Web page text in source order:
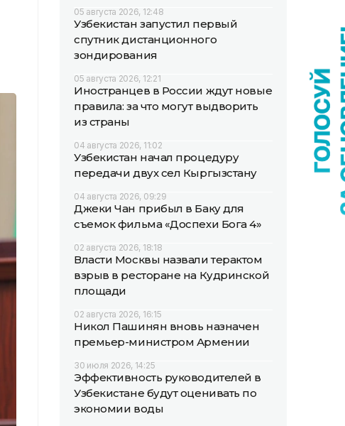
05 августа 2026, 12:48
Узбекистан запустил первый
спутник дистанционного
зондирования
05 августа 2026, 12:21
Иностранцев в России ждут новые
правила: за что могут выдворить
из страны
04 августа 2026, 11:02
Узбекистан начал процедуру
передачи двух сел Кыргызстану
04 августа 2026, 09:29
Джеки Чан прибыл в Баку для
съемок фильма «Доспехи Бога 4»
02 августа 2026, 18:18
Власти Москвы назвали терактом
взрыв в ресторане на Кудринской
площади
02 августа 2026, 16:15
Никол Пашинян вновь назначен
премьер-министром Армении
30 июля 2026, 14:25
Эффективность руководителей в
Узбекистане будут оценивать по
экономии воды